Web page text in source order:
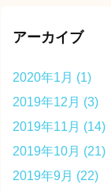
アーカイブ
2020年1月 (1)
2019年12月 (3)
2019年11月 (14)
2019年10月 (21)
2019年9月 (22)